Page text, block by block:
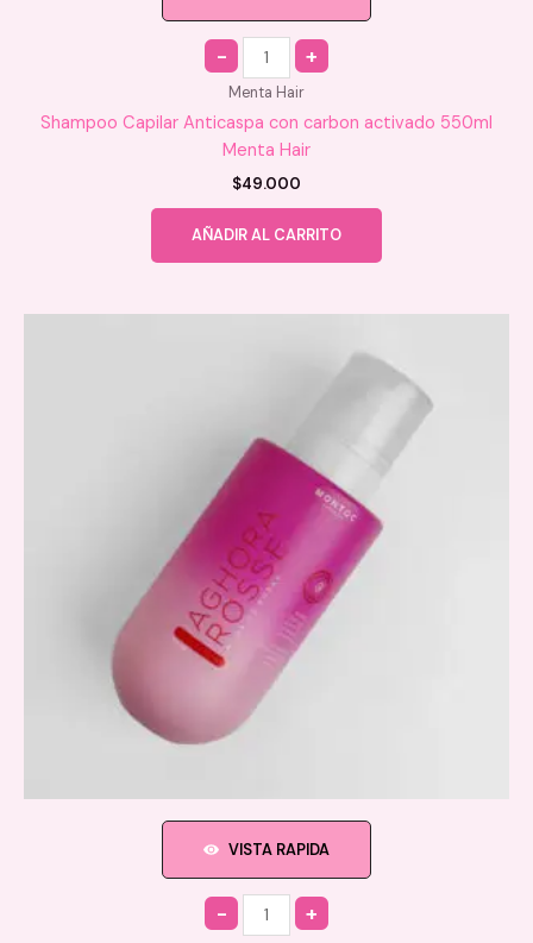
Quantity
Menta Hair
Shampoo Capilar Anticaspa con carbon activado 550ml
Menta Hair
$49.000
AÑADIR AL CARRITO
VISTA RAPIDA
Quantity